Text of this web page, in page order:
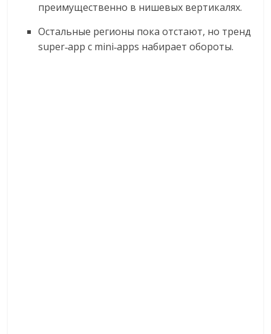
преимущественно в нишевых вертикалях.
Остальные регионы пока отстают, но тренд
super‑app с mini‑apps набирает обороты.